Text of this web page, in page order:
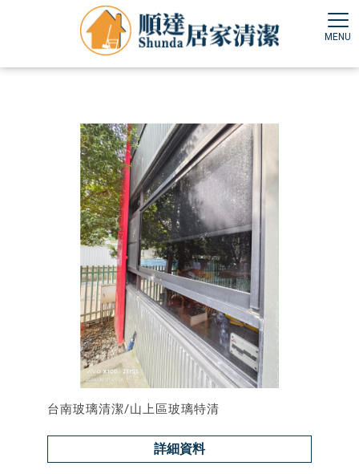
台南玻璃清潔/山上區玻璃特清
詳細資料